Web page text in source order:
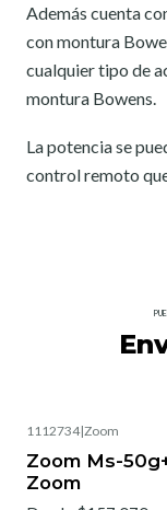
Además cuenta
con montura
cualquier tipo de
montura Bowens.
La potencia se
control remoto
1112734|Zoom
Zoom Ms-
Zoom